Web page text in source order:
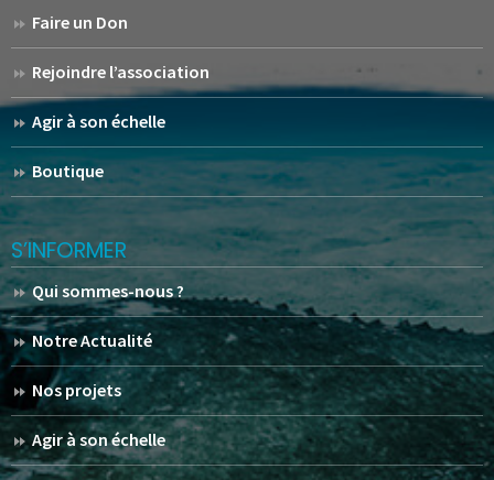
Faire un Don
Rejoindre l’association
Agir à son échelle
Boutique
S’INFORMER
Qui sommes-nous ?
Notre Actualité
Nos projets
Agir à son échelle